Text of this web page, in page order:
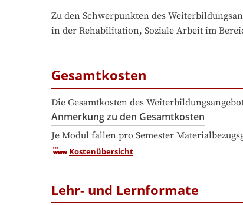
Zu den Schwerpunkten des
in der Rehabilitation, Soziale Arbeit im
Gesamtkosten
Die Gesamtkosten des
Anmerkung zu den Gesamtkosten
Je Modul fallen pro Semester
Kostenübersicht
Lehr- und Lernformate